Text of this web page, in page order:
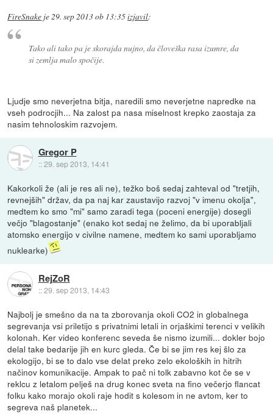
FireSnake je29. sep 2013 ob 13:35izjavil:
Tako ali tako pa je skorajda nujno, da človeška rasa izumre, da
si zemlja malo spočije.
Ljudje smo neverjetna bitja, naredili smo neverjetne napredke na
vseh podrocjih... Na zalost pa nasa miselnost krepko zaostaja za
nasim tehnoloskim razvojem.
Gregor P
::29. sep 2013, 14:41
Kakorkoli že (ali je res ali ne), težko boš sedaj zahteval od "tretjih,
revnejših" držav, da pa naj kar zaustavijo razvoj "v imenu okolja",
medtem ko smo "mi" samo zaradi tega (poceni energije) dosegli
večjo "blagostanje" (enako kot sedaj ne želimo, da bi uporabljali
atomsko energijo v civilne namene, medtem ko sami uporabljamo
nuklearke)
RejZoR
::29. sep 2013, 14:43
Najbolj je smešno da na ta zborovanja okoli CO2 in globalnega
segrevanja vsi priletijo s privatnimi letali in orjaškimi terenci v velikih
kolonah. Ker video konferenc seveda še nismo izumili... dokler bojo
delal take bedarije jih en kurc gleda. Če bi se jim res kej šlo za
ekologijo, bi se to dalo vse delat preko zelo ekoloških in hitrih
načinov komunikacije. Ampak to pač ni tolk zabavno kot če se v
reklcu z letalom pelješ na drug konec sveta na fino večerjo flancat
folku kako morajo okoli raje hodit s kolesom in ne avtom, ker to
segreva naš planetek...